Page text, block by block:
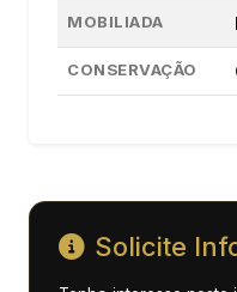
MOBILIADA
CONSERVAÇÃO
Solicite